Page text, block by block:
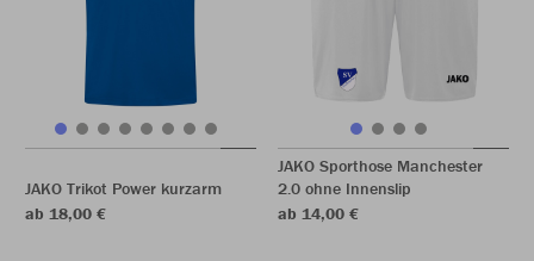
JAKO Trikot Power kurzarm
ab 18,00 €
JAKO Sporthose Manchester
2.0 ohne Innenslip
ab 14,00 €